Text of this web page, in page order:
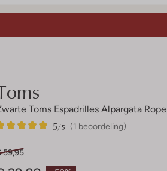
Toms Espadrilles Alpargata Rope
(1 beoordeling)
5/5
59,95